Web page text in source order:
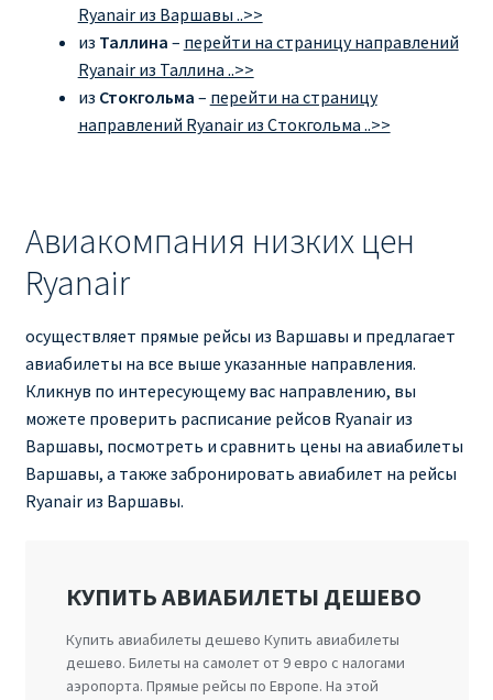
Ryanair из Варшавы ..>>
из Таллина – перейти на страницу направлений
Ryanair из Таллина ..>>
из Стокгольма – перейти на страницу
направлений Ryanair из Стокгольма ..>>
Авиакомпания низких цен
Ryanair
осуществляет прямые рейсы из Варшавы и предлагает
авиабилеты на все выше указанные направления.
Кликнув по интересующему вас направлению, вы
можете проверить расписание рейсов Ryanair из
Варшавы, посмотреть и сравнить цены на авиабилеты
Варшавы, а также забронировать авиабилет на рейсы
Ryanair из Варшавы.